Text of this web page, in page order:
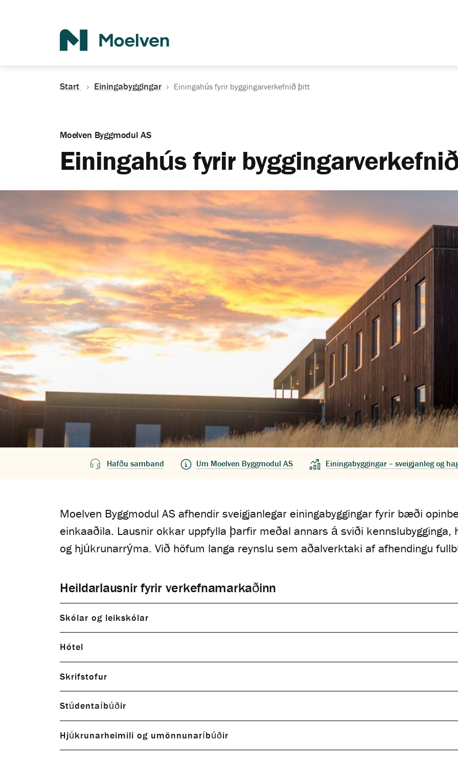
Start Einingabyggingar Einingahús fyrir byggingarverkefnið þitt
Moelven Byggmodul AS
Einingahús fyrir
Hafðu samband Um Moelven Byggmodul AS Einingabyggingar – sveigjanleg og
Moelven Byggmodul AS afhendir sveigjanlegar einingabyggingar fyrir bæði
einkaaðila. Lausnir okkar uppfylla þarfir meðal annars á sviði
og hjúkrunarrýma. Við höfum langa reynslu sem aðalverktaki af afhendingu
Heildarlausnir fyrir verkefnamarkaðinn
Skólar og leikskólar
Hótel
Skrifstofur
Stúdentaíbúðir
Hjúkrunarheimili og umönnunaríbúðir